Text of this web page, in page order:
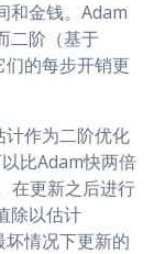
和金钱。Adam
二阶（基于
的每步开销更
作为二阶优化
比Adam快两倍
在更新之后进行
除以估计
情况下更新的